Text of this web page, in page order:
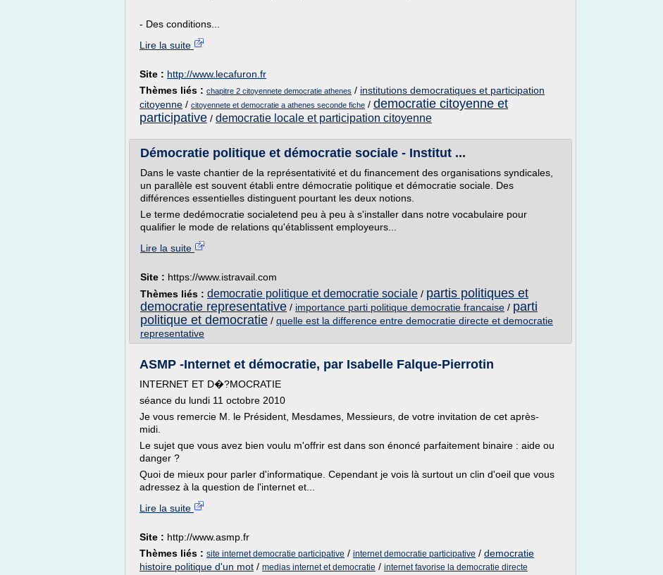
- Des conditions...
Lire la suite
Site : http://www.lecafuron.fr
Thèmes liés : chapitre 2 citoyennete democratie athenes / institutions democratiques et participation
citoyenne / citoyennete et democratie a athenes seconde fiche / democratie citoyenne et
participative / democratie locale et participation citoyenne
Démocratie politique et démocratie sociale - Institut ...
Dans le vaste chantier de la représentativité et du financement des organisations syndicales,
un parallèle est souvent établi entre démocratie politique et démocratie sociale. Des
différences essentielles distinguent pourtant les deux notions.
Le terme dedémocratie socialetend peu à peu à s'installer dans notre vocabulaire pour
qualifier le mode de relations qu'établissent employeurs...
Lire la suite
Site : https://www.istravail.com
Thèmes liés : democratie politique et democratie sociale / partis politiques et
democratie representative / importance parti politique democratie francaise / parti
politique et democratie / quelle est la difference entre democratie directe et democratie
representative
ASMP -Internet et démocratie, par Isabelle Falque-Pierrotin
INTERNET ET D�?MOCRATIE
séance du lundi 11 octobre 2010
Je vous remercie M. le Président, Mesdames, Messieurs, de votre invitation de cet après-
midi.
Le sujet que vous avez bien voulu m'offrir est dans son énoncé parfaitement binaire : aide ou
danger ?
Quoi de mieux pour parler d'informatique. Cependant je vois là surtout un clin d'oeil que vous
adressez à la question de l'internet et...
Lire la suite
Site : http://www.asmp.fr
Thèmes liés : site internet democratie participative / internet democratie participative / democratie
histoire politique d'un mot / medias internet et democratie / internet favorise la democratie directe